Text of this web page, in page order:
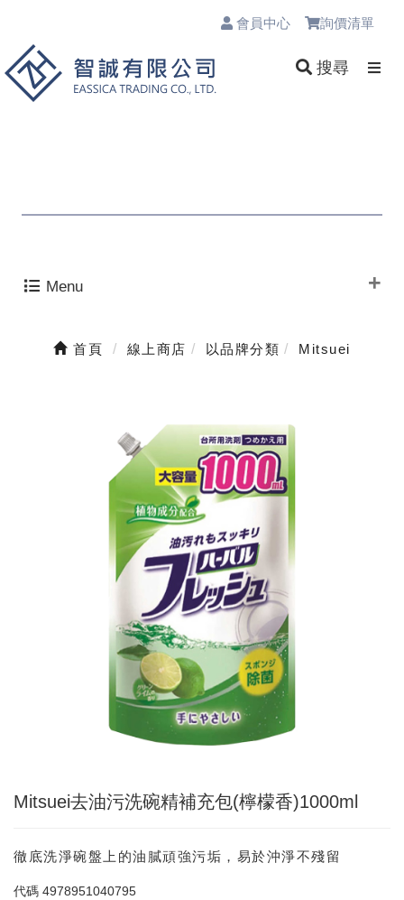
會員中心 詢價清單
搜尋
Menu
首頁 線上商店 以品牌分類 Mitsuei
Mitsuei去油污洗碗精補充包(檸檬香)1000ml
徹底洗淨碗盤上的油膩頑強污垢，易於沖淨不殘留
代碼 4978951040795